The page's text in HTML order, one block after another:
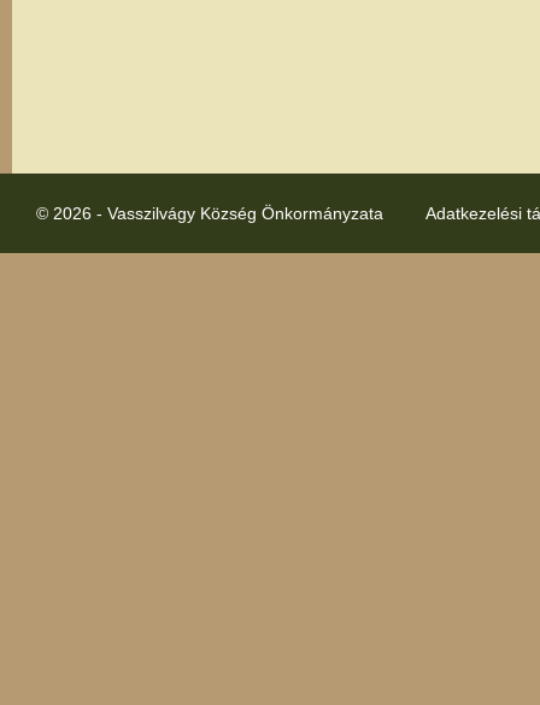
© 2026 - Vasszilvágy Község Önkormányzata Adatkezelési